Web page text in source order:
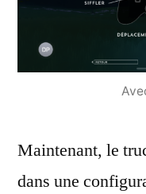
Maintenant, le
dans une